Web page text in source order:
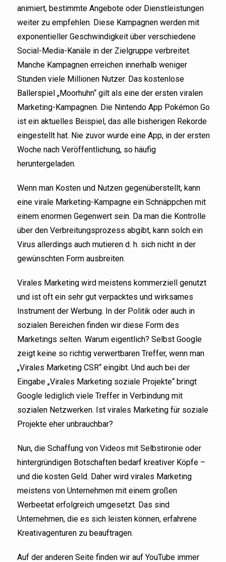
animiert, bestimmte Angebote oder Dienstleistungen
weiter zu empfehlen. Diese Kampagnen werden mit
exponentieller Geschwindigkeit über verschiedene
Social-Media-Kanäle in der Zielgruppe verbreitet.
Manche Kampagnen erreichen innerhalb weniger
Stunden viele Millionen Nutzer. Das kostenlose
Ballerspiel „Moorhuhn“ gilt als eine der ersten viralen
Marketing-Kampagnen. Die Nintendo App Pokémon Go
ist ein aktuelles Beispiel, das alle bisherigen Rekorde
eingestellt hat. Nie zuvor wurde eine App, in der ersten
Woche nach Veröffentlichung, so häufig
heruntergeladen.
Wenn man Kosten und Nutzen gegenüberstellt, kann
eine virale Marketing-Kampagne ein Schnäppchen mit
einem enormen Gegenwert sein. Da man die Kontrolle
über den Verbreitungsprozess abgibt, kann solch ein
Virus allerdings auch mutieren d. h. sich nicht in der
gewünschten Form ausbreiten.
Virales Marketing wird meistens kommerziell genutzt
und ist oft ein sehr gut verpacktes und wirksames
Instrument der Werbung. In der Politik oder auch in
sozialen Bereichen finden wir diese Form des
Marketings selten. Warum eigentlich? Selbst Google
zeigt keine so richtig verwertbaren Treffer, wenn man
„Virales Marketing CSR“ eingibt. Und auch bei der
Eingabe „Virales Marketing soziale Projekte“ bringt
Google lediglich viele Treffer in Verbindung mit
sozialen Netzwerken. Ist virales Marketing für soziale
Projekte eher unbrauchbar?
Nun, die Schaffung von Videos mit Selbstironie oder
hintergründigen Botschaften bedarf kreativer Köpfe –
und die kosten Geld. Daher wird virales Marketing
meistens von Unternehmen mit einem großen
Werbeetat erfolgreich umgesetzt. Das sind
Unternehmen, die es sich leisten können, erfahrene
Kreativagenturen zu beauftragen.
Auf der anderen Seite finden wir auf YouTube immer